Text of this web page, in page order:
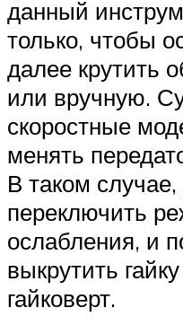
данный
только, чтобы
далее крутить
или вручную.
скоростные
менять
В таком случае,
переключить
ослабления, и
выкрутить
гайковерт.